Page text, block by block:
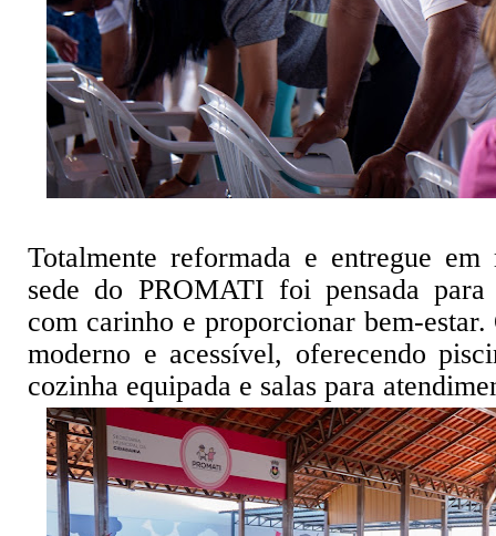
Totalmente reformada e entregue
sede do PROMATI foi pensada
com carinho e proporcionar bem-estar.
moderno e acessível, oferecendo
cozinha equipada e salas para